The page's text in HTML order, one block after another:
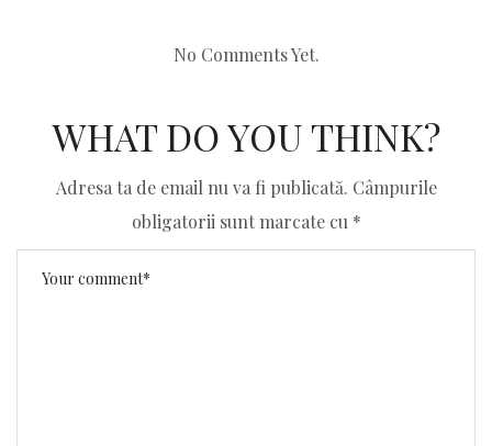
No Comments Yet.
WHAT DO YOU THINK?
Adresa ta de email nu va fi publicată. Câmpurile
obligatorii sunt marcate cu *